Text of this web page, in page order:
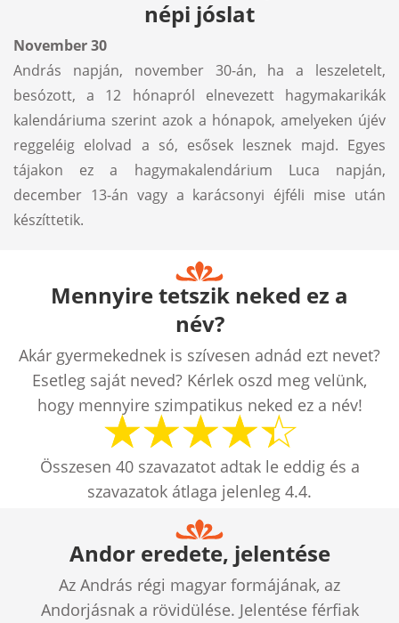
népi jóslat
November 30
András napján, november 30-án, ha a leszeletelt,
besózott, a 12 hónapról elnevezett hagymakarikák
kalendáriuma szerint azok a hónapok, amelyeken újév
reggeléig elolvad a só, esősek lesznek majd. Egyes
tájakon ez a hagymakalendárium Luca napján,
december 13-án vagy a karácsonyi éjféli mise után
készíttetik.
Mennyire tetszik neked ez a
név?
Akár gyermekednek is szívesen adnád ezt nevet?
Esetleg saját neved? Kérlek oszd meg velünk,
hogy mennyire szimpatikus neked ez a név!
Összesen 40szavazatot adtak le eddig és a
szavazatok átlaga jelenleg 4.4.
Andor eredete, jelentése
Az András régi magyar formájának, az
Andorjásnak a rövidülése. Jelentése férfiak